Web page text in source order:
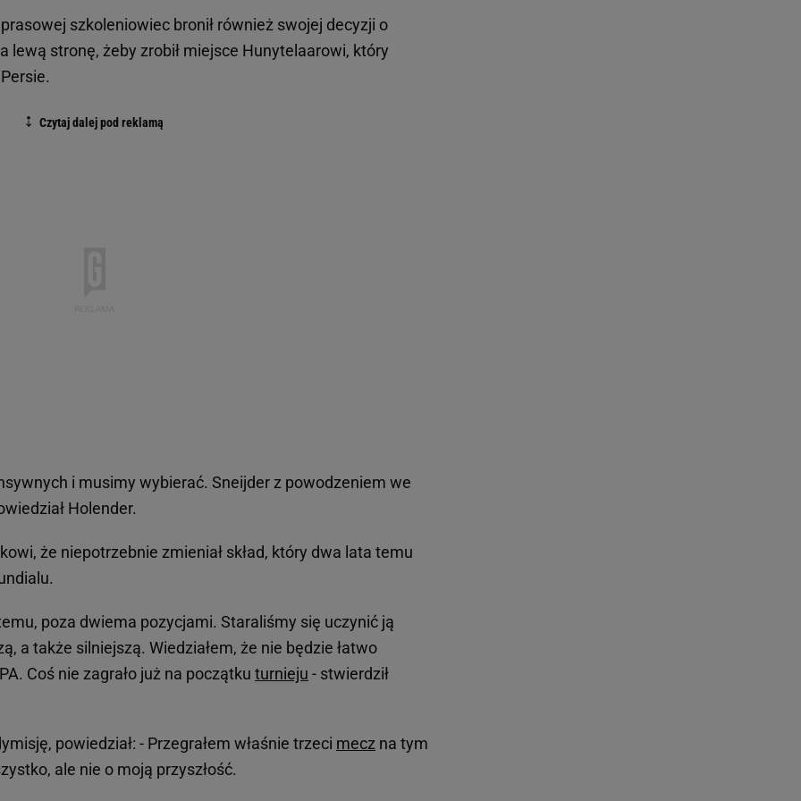
szkoleniowiec bronił również swojej decyzji o
lewą stronę, żeby zrobił miejsce Hunytelaarowi, który
i musimy wybierać. Sneijder z powodzeniem we
Holender.
że niepotrzebnie zmieniał skład, który dwa lata temu
poza dwiema pozycjami. Staraliśmy się uczynić ją
a także silniejszą. Wiedziałem, że nie będzie łatwo
Coś nie zagrało już na początku turnieju - stwierdził
powiedział: - Przegrałem właśnie trzeci mecz na tym
ale nie o moją przyszłość.